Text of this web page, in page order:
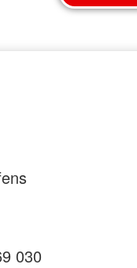
030